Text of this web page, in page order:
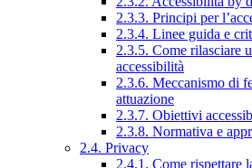
2.3.3. Principi per
2.3.4. Linee guida e
2.3.5. Come rilasciare
accessibilità
2.3.6. Meccanismo di
attuazione
2.3.7. Obiettivi
2.3.8. Normativa e
2.4. Privacy
2.4.1. Come rispettare